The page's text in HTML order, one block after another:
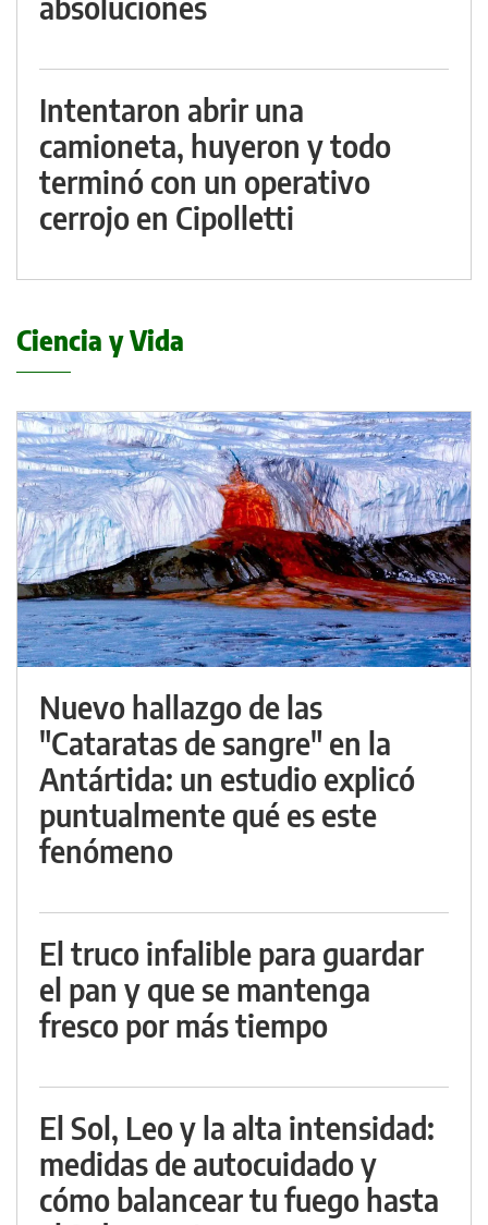
Intentaron abrir una
camioneta, huyeron y todo
terminó con un operativo
cerrojo en Cipolletti
Ciencia y Vida
Nuevo hallazgo de las
"Cataratas de sangre" en la
Antártida: un estudio explicó
puntualmente qué es este
fenómeno
El truco infalible para guardar
el pan y que se mantenga
fresco por más tiempo
El Sol, Leo y la alta intensidad:
medidas de autocuidado y
cómo balancear tu fuego hasta